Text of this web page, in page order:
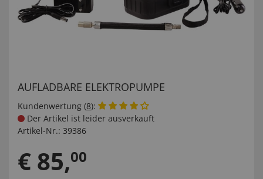
AUFLADBARE ELEKTROPUMPE
Kundenwertung (8):
Der Artikel ist leider ausverkauft
Artikel-Nr.: 39386
€ 85,00